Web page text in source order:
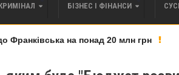
БІЗНЕС І ФІНАНСИ
на понад 20 млн грн